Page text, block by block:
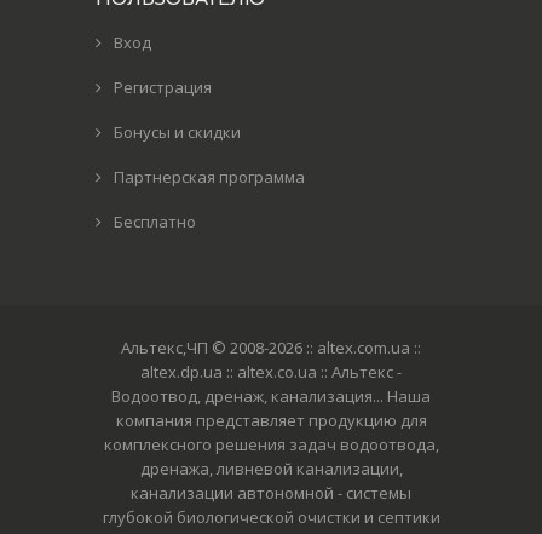
Вход
Регистрация
Бонусы и скидки
Партнерская программа
Бесплатно
Альтекс,ЧП © 2008-2026 :: altex.com.ua ::
altex.dp.ua :: altex.co.ua :: Альтекс -
Водоотвод, дренаж, канализация... Наша
компания представляет продукцию для
комплексного решения задач водоотвода,
дренажа, ливневой канализации,
канализации автономной - системы
глубокой биологической очистки и септики